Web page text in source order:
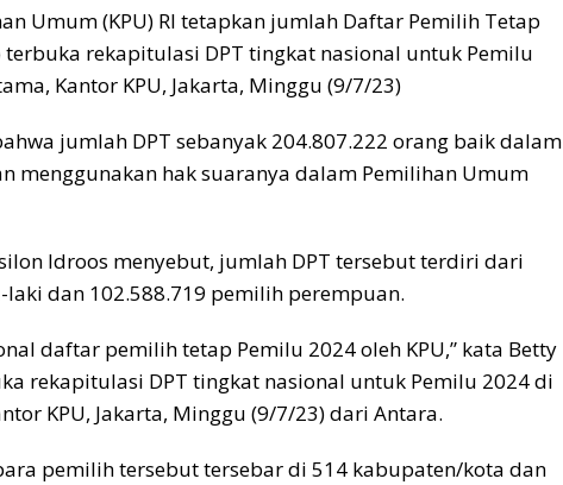
Umum (KPU) RI tetapkan jumlah Daftar Pemilih Tetap
rekapitulasi DPT tingkat nasional untuk Pemilu
Kantor KPU, Jakarta, Minggu (9/7/23)
jumlah DPT sebanyak 204.807.222 orang baik dalam
menggunakan hak suaranya dalam Pemilihan Umum
Idroos menyebut, jumlah DPT tersebut terdiri dari
dan 102.588.719 pemilih perempuan.
daftar pemilih tetap Pemilu 2024 oleh KPU,” kata Betty
rekapitulasi DPT tingkat nasional untuk Pemilu 2024 di
KPU, Jakarta, Minggu (9/7/23) dari Antara.
pemilih tersebut tersebar di 514 kabupaten/kota dan